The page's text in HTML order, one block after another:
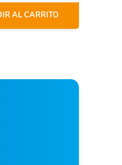
AL CARRITO